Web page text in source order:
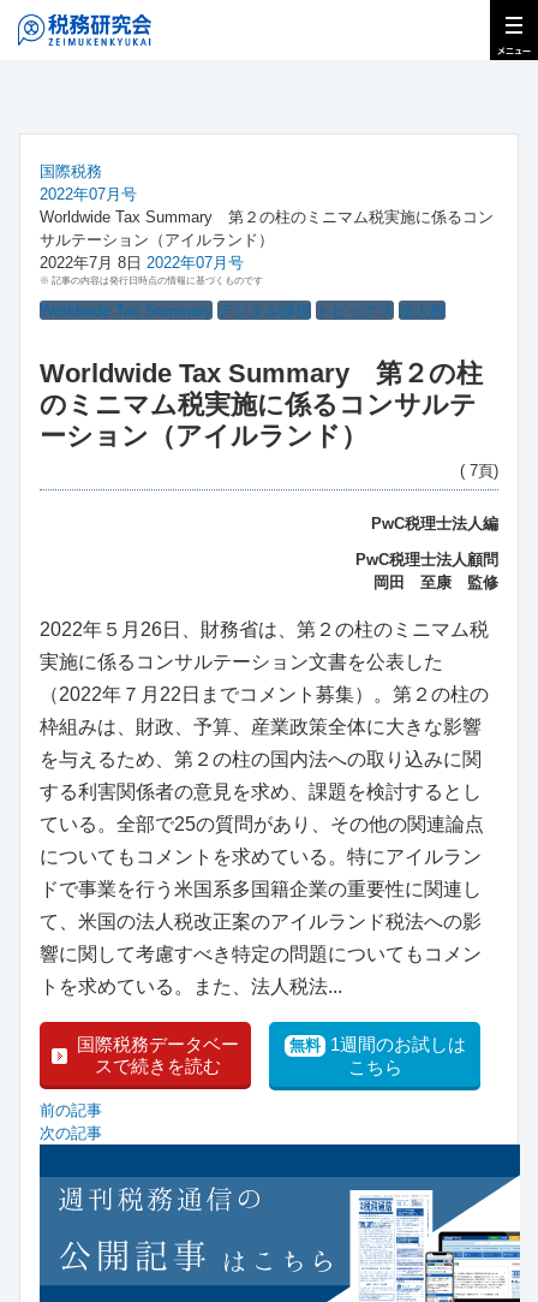
国際税務
2022年07月号
Worldwide Tax Summary 第２の柱のミニマム税実施に係るコン
サルテーション（アイルランド）
2022年7月 8日 2022年07月号
※ 記事の内容は発行日時点の情報に基づくものです
Worldwide Tax Summary デジタル課税 トピックス 法人税
Worldwide Tax Summary 第２の柱
のミニマム税実施に係るコンサルテ
ーション（アイルランド）
( 7頁)
PwC税理士法人編
PwC税理士法人顧問
岡田 至康 監修
2022年５月26日、財務省は、第２の柱のミニマム税
実施に係るコンサルテーション文書を公表した
（2022年７月22日までコメント募集）。第２の柱の
枠組みは、財政、予算、産業政策全体に大きな影響
を与えるため、第２の柱の国内法への取り込みに関
する利害関係者の意見を求め、課題を検討するとし
ている。全部で25の質問があり、その他の関連論点
についてもコメントを求めている。特にアイルラン
ドで事業を行う米国系多国籍企業の重要性に関連し
て、米国の法人税改正案のアイルランド税法への影
響に関して考慮すべき特定の問題についてもコメン
トを求めている。また、法人税法...
国際税務データベー
スで続きを読む
無料 1週間のお試しは
こちら
前の記事
次の記事